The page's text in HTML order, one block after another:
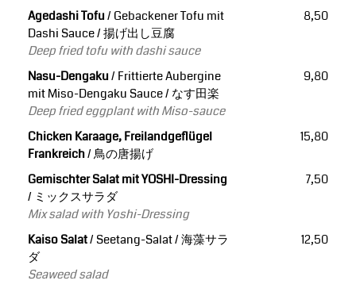
Agedashi Tofu/ Gebackener Tofu mit
Dashi Sauce / 揚げ出し豆腐
Deep fried tofu with dashi sauce
8,50
Nasu-Dengaku/ Frittierte Aubergine
mit Miso-Dengaku Sauce / なす田楽
Deep fried eggplant with Miso-sauce
9,80
Chicken Karaage, Freilandgeflügel
Frankreich/ 鳥の唐揚げ
15,80
Gemischter Salat mit YOSHI-Dressing
/ ミックスサラダ
Mix salad with Yoshi-Dressing
7,50
Kaiso Salat/ Seetang-Salat / 海藻サラ
ダ
Seaweed salad
12,50